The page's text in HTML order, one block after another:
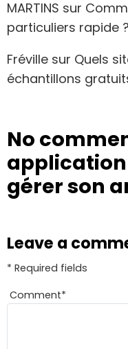
MARTINS sur
particuliers rapide ?
Fréville sur Quels
échantillons
No
gérer son
Leave a
* Required fields
Comment*